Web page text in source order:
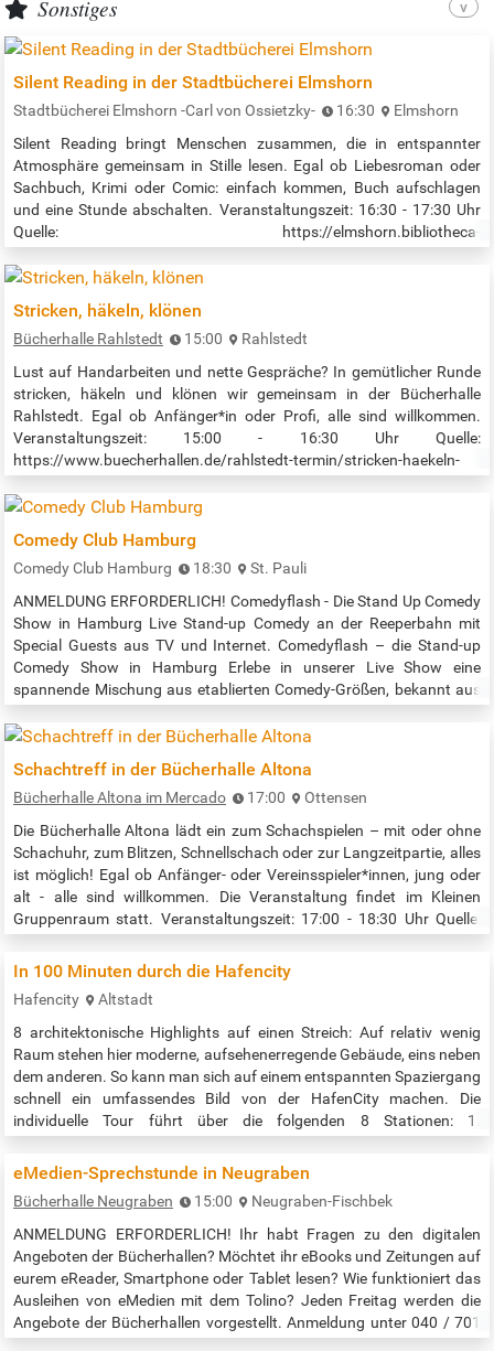
Sonstiges
Silent Reading in der Stadtbücherei Elmshorn
Stadtbücherei Elmshorn -Carl von Ossietzky- 16:30
Elmshorn
Silent Reading bringt Menschen zusammen, die in entspannter
Atmosphäre gemeinsam in Stille lesen. Egal ob Liebesroman oder
Sachbuch, Krimi oder Comic: einfach kommen, Buch aufschlagen
und eine Stunde abschalten. Veranstaltungszeit: 16:30 - 17:30 Uhr
Quelle: https://elmshorn.bibliotheca-
open.de/Veranstaltungen/Veranstaltungen
Stricken, häkeln, klönen
Bücherhalle Rahlstedt 15:00
Rahlstedt
Lust auf Handarbeiten und nette Gespräche? In gemütlicher Runde
stricken, häkeln und klönen wir gemeinsam in der Bücherhalle
Rahlstedt. Egal ob Anfänger*in oder Profi, alle sind willkommen.
Veranstaltungszeit: 15:00 - 16:30 Uhr Quelle:
https://www.buecherhallen.de/rahlstedt-termin/stricken-haekeln-
Comedy Club Hamburg
Comedy Club Hamburg 18:30
St. Pauli
ANMELDUNG ERFORDERLICH! Comedyflash - Die Stand Up Comedy
Show in Hamburg Live Stand-up Comedy an der Reeperbahn mit
Special Guests aus TV und Internet. Comedyflash – die Stand-up
Comedy Show in Hamburg Erlebe in unserer Live Show eine
spannende Mischung aus etablierten Comedy-Größen, bekannt aus
Stand-up-Szene erobern. Freue dich auf eine professionelle Show in
Schachtreff in der Bücherhalle Altona
Bücherhalle Altona im Mercado 17:00
Ottensen
Die Bücherhalle Altona lädt ein zum Schachspielen – mit oder ohne
Schachuhr, zum Blitzen, Schnellschach oder zur Langzeitpartie, alles
ist möglich! Egal ob Anfänger- oder Vereinsspieler*innen, jung oder
alt - alle sind willkommen. Die Veranstaltung findet im Kleinen
Gruppenraum statt. Veranstaltungszeit: 17:00 - 18:30 Uhr Quelle:
termin/schachtreff/datum/20260807.html
In 100 Minuten durch die Hafencity
Hafencity
Altstadt
8 architektonische Highlights auf einen Streich: Auf relativ wenig
Raum stehen hier moderne, aufsehenerregende Gebäude, eins neben
dem anderen. So kann man sich auf einem entspannten Spaziergang
schnell ein umfassendes Bild von der HafenCity machen. Die
individuelle Tour führt über die folgenden 8 Stationen: 1.
Tower 5. Hamburg Cruise Center HafenCity 6. Sumatrakontor 7.
25hours Hotel…
eMedien-Sprechstunde in Neugraben
Bücherhalle Neugraben 15:00
Neugraben-Fischbek
ANMELDUNG ERFORDERLICH! Ihr habt Fragen zu den digitalen
Angeboten der Bücherhallen? Möchtet ihr eBooks und Zeitungen auf
eurem eReader, Smartphone oder Tablet lesen? Wie funktioniert das
Ausleihen von eMedien mit dem Tolino? Jeden Freitag werden die
Angebote der Bücherhallen vorgestellt. Anmeldung unter 040 / 701